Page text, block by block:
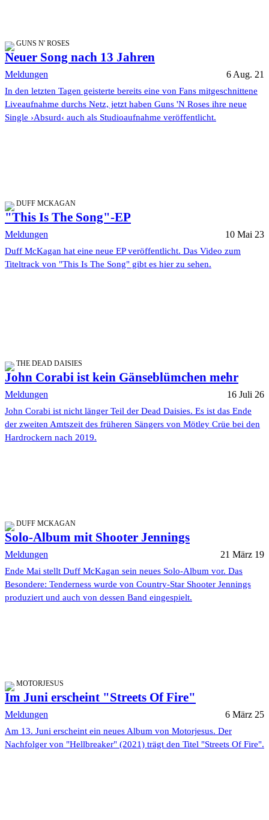
GUNS N' ROSES
Neuer Song nach 13 Jahren
Meldungen 6 Aug. 21
In den letzten Tagen geisterte bereits eine von Fans mitgeschnittene
Liveaufnahme durchs Netz, jetzt haben Guns 'N Roses ihre neue
Single ›Absurd‹ auch als Studioaufnahme veröffentlicht.
DUFF MCKAGAN
"This Is The Song"-EP
Meldungen 10 Mai 23
Duff McKagan hat eine neue EP veröffentlicht. Das Video zum
Titeltrack von "This Is The Song" gibt es hier zu sehen.
THE DEAD DAISIES
John Corabi ist kein Gänseblümchen mehr
Meldungen 16 Juli 26
John Corabi ist nicht länger Teil der Dead Daisies. Es ist das Ende
der zweiten Amtszeit des früheren Sängers von Mötley Crüe bei den
Hardrockern nach 2019.
DUFF MCKAGAN
Solo-Album mit Shooter Jennings
Meldungen 21 März 19
Ende Mai stellt Duff McKagan sein neues Solo-Album vor. Das
Besondere: Tenderness wurde von Country-Star Shooter Jennings
produziert und auch von dessen Band eingespielt.
MOTORJESUS
Im Juni erscheint "Streets Of Fire"
Meldungen 6 März 25
Am 13. Juni erscheint ein neues Album von Motorjesus. Der
Nachfolger von "Hellbreaker" (2021) trägt den Titel "Streets Of Fire".